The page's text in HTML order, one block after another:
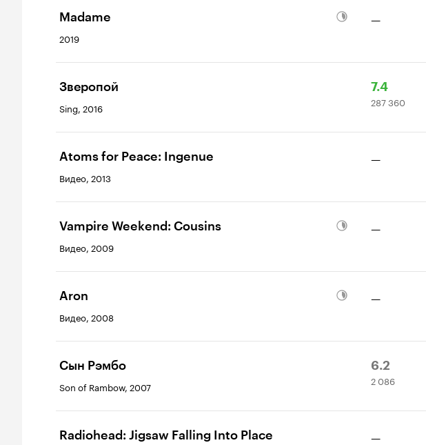
Madame
2019
—
Зверопой
Sing, 2016
Рейтинг
Кинопоиска
7.4
287
360
287 360
Atoms for Peace: Ingenue
Видео, 2013
—
Vampire Weekend: Cousins
Видео, 2009
—
Aron
Видео, 2008
—
Сын Рэмбо
Son of Rambow, 2007
Рейтинг
Кинопоиска
6.2
2
086
2 086
Radiohead: Jigsaw Falling Into Place —